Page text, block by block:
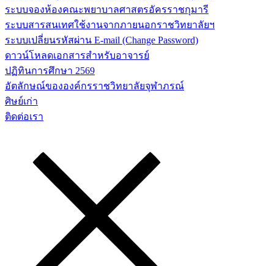
ระบบจองห้องคณะพยาบาลศาสตรอัครราชกุมารี
ระบบสารสนเทศใช้งานจากภายนอกราชวิทยาลัยฯ
ระบบเปลี่ยนรหัสผ่าน E-mail (Change Password)
ดาวน์โหลดเอกสารสำหรับอาจารย์
ปฏิทินการศึกษา 2569
อัตลักษณ์ขององค์กรราชวิทยาลัยจุฬาภรณ์
ศิษย์เก่า
ติดต่อเรา